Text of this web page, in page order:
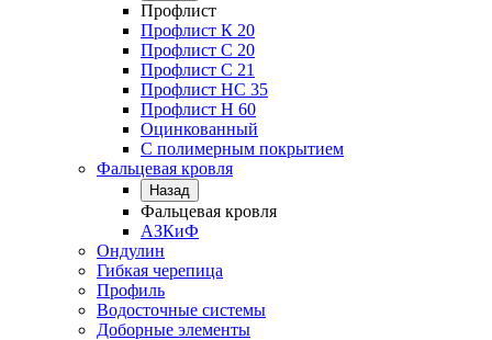
Профлист
Профлист К 20
Профлист С 20
Профлист C 21
Профлист НС 35
Профлист Н 60
Оцинкованный
С полимерным покрытием
Фальцевая кровля
Назад
Фальцевая кровля
АЗКиФ
Ондулин
Гибкая черепица
Профиль
Водосточные системы
Доборные элементы